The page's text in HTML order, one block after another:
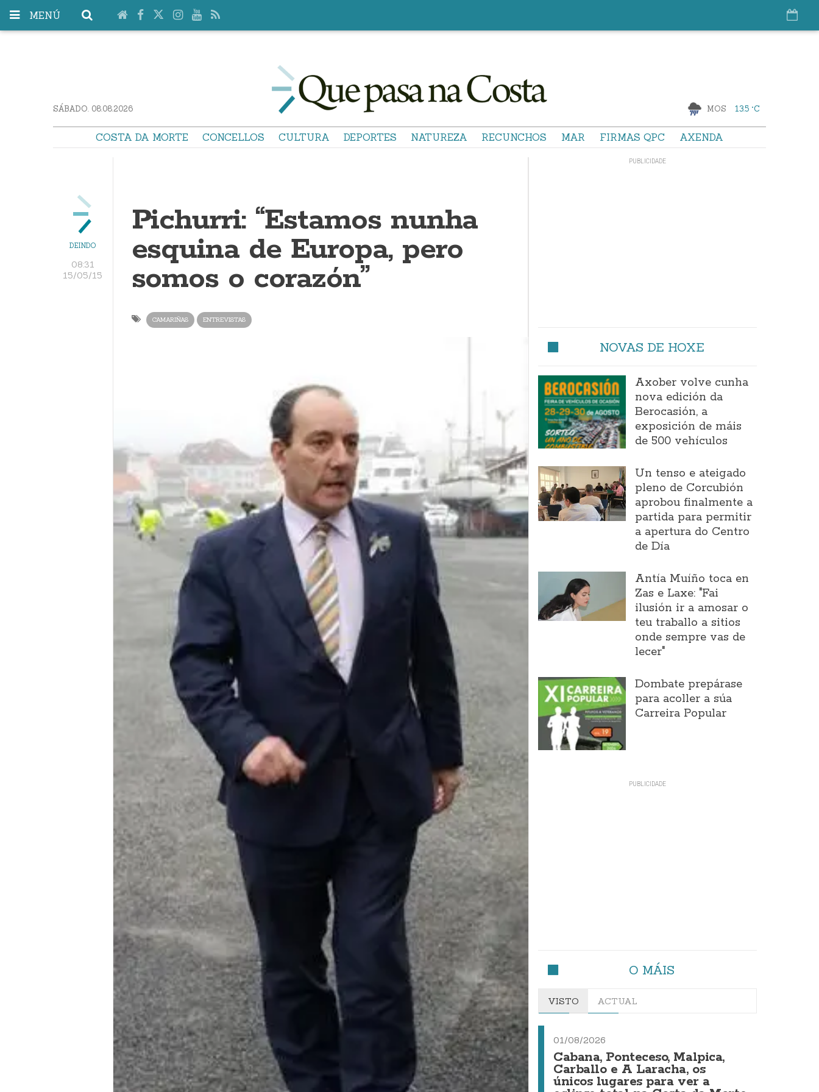
MENÚ
SÁBADO. 08.08.2026 MOS 13.5 °C
COSTA DA MORTE CONCELLOS CULTURA DEPORTES NATUREZA RECUNCHOS MAR FIRMAS QPC AXENDA
DEINDO
08:31
15/05/15
Pichurri: “Estamos nunha
esquina de Europa, pero
somos o corazón”
CAMARIÑAS ENTREVISTAS
NOVAS DE HOXE
Axober volve cunha
nova edición da
Berocasión, a
exposición de máis
de 500 vehículos
Un tenso e ateigado
pleno de Corcubión
aprobou finalmente a
partida para permitir
a apertura do Centro
de Día
Antía Muíño toca en
Zas e Laxe: "Fai
ilusión ir a amosar o
teu traballo a sitios
onde sempre vas de
lecer"
Dombate prepárase
para acoller a súa
Carreira Popular
O MÁIS
VISTO ACTUAL
01/08/2026
Cabana, Ponteceso, Malpica,
Carballo e A Laracha, os
únicos lugares para ver a